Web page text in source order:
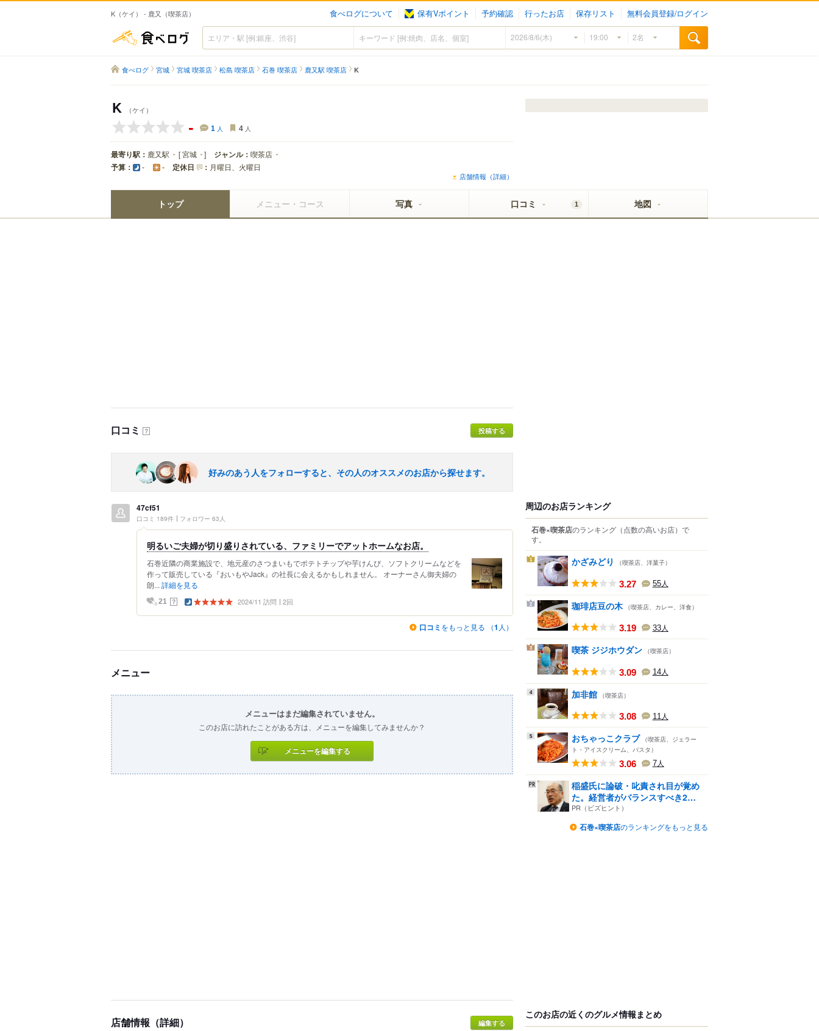
K（ケイ） - 鹿又（喫茶店） 食べログについて 保有Vポイント 予約確認 行ったお店 保存リスト 無料会員登録/ログイン
食べログ
食べログ 宮城 宮城 喫茶店 松島 喫茶店 石巻 喫茶店 鹿又駅 喫茶店 K
K （ケイ）
- 1 人 4 人
最寄り駅： 鹿又駅 [宮城 ] ジャンル： 喫茶店
予算： - - 定休日 ： 月曜日、火曜日
店舗情報（詳細）
トップ メニュー・コース 写真 口コミ 1 地図
口コミ ？ 投稿する
好みのあう人をフォローすると、その人のオススメのお店から探せます。
47cf51
口コミ 189件 フォロワー 63人
明るいご夫婦が切り盛りされている、ファミリーでアットホームなお店。
石巻近隣の商業施設で、地元産のさつまいもでポテトチップや芋けんぴ、ソフトクリームなどを
作って販売している『おいもやJack』の社長に会えるかもしれません。 オーナーさん御夫婦の
朗... 詳細を見る
21 ？ 2024/11 訪問 2回
口コミ をもっと見る （1 人）
メニュー
メニューはまだ編集されていません。
このお店に訪れたことがある方は、メニューを編集してみませんか？
メニューを編集する
店舗情報（詳細）
周辺のお店ランキング
石巻×喫茶店のランキング （点数の高いお店） で
す。
1 かざみどり （喫茶店、洋菓子）
3.27 55人
2 珈琲店豆の木 （喫茶店、カレー、洋食）
3.19 33人
3 喫茶 ジジホウダン （喫茶店）
3.09 14人
4 加非館 （喫茶店）
3.08 11 人
5 おちゃっこクラブ （喫茶店、ジェラー
ト・アイスクリーム、パスタ）
3.06 7人
稲盛氏に論破・叱責され目が覚め
た。経営者がバランスすべき2
つ...
PR（ビズヒント）
石巻×喫茶店のランキングをもっと見る
このお店の近くのグルメ情報まとめ